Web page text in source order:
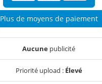
Plus de moyens de paiement
Aucune publicité
Priorité upload : Élevé